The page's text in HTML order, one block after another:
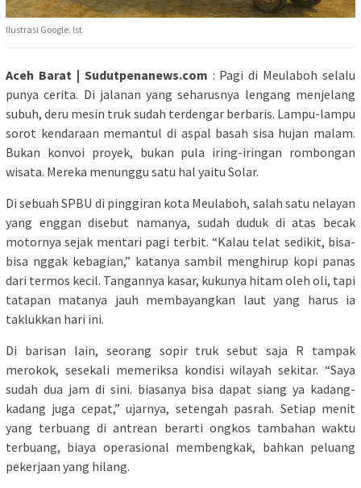
Ilustrasi Google. Ist
Aceh Barat | Sudutpenanews.com : Pagi di Meulaboh selalu
punya cerita. Di jalanan yang seharusnya lengang menjelang
subuh, deru mesin truk sudah terdengar berbaris. Lampu-lampu
sorot kendaraan memantul di aspal basah sisa hujan malam.
Bukan konvoi proyek, bukan pula iring-iringan rombongan
wisata. Mereka menunggu satu hal yaitu Solar.
Di sebuah SPBU di pinggiran kota Meulaboh, salah satu nelayan
yang enggan disebut namanya, sudah duduk di atas becak
motornya sejak mentari pagi terbit. “Kalau telat sedikit, bisa-
bisa nggak kebagian,” katanya sambil menghirup kopi panas
dari termos kecil. Tangannya kasar, kukunya hitam oleh oli, tapi
tatapan matanya jauh membayangkan laut yang harus ia
taklukkan hari ini.
Di barisan lain, seorang sopir truk sebut saja R tampak
merokok, sesekali memeriksa kondisi wilayah sekitar. “Saya
sudah dua jam di sini. biasanya bisa dapat siang ya kadang-
kadang juga cepat,” ujarnya, setengah pasrah. Setiap menit
yang terbuang di antrean berarti ongkos tambahan waktu
terbuang, biaya operasional membengkak, bahkan peluang
pekerjaan yang hilang.